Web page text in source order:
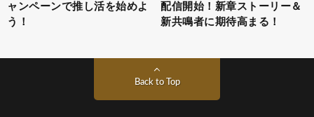
ャンペーンで推し活を始めよ
う！
配信開始！新章ストーリー＆
新共鳴者に期待高まる！
Back to Top